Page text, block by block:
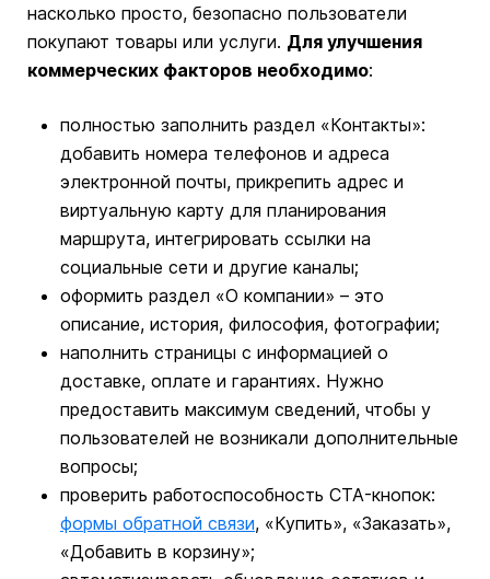
насколько просто, безопасно пользователи
покупают товары или услуги. Для улучшения
коммерческих факторов необходимо:
полностью заполнить раздел «Контакты»:
добавить номера телефонов и адреса
электронной почты, прикрепить адрес и
виртуальную карту для планирования
маршрута, интегрировать ссылки на
социальные сети и другие каналы;
оформить раздел «О компании» – это
описание, история, философия, фотографии;
наполнить страницы с информацией о
доставке, оплате и гарантиях. Нужно
предоставить максимум сведений, чтобы у
пользователей не возникали дополнительные
вопросы;
проверить работоспособность CTA-кнопок:
формы обратной связи, «Купить», «Заказать»,
«Добавить в корзину»;